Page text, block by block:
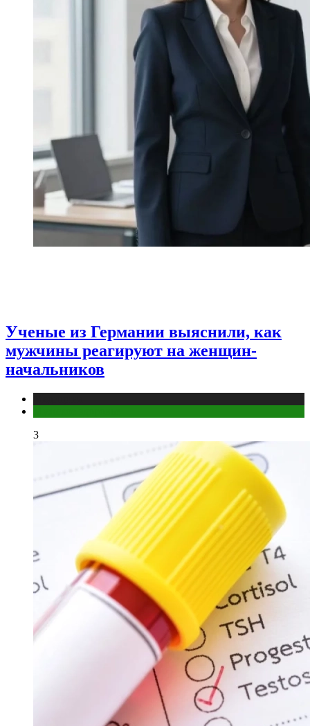
Ученые из Германии выяснили, как
мужчины реагируют на женщин-
начальников
3